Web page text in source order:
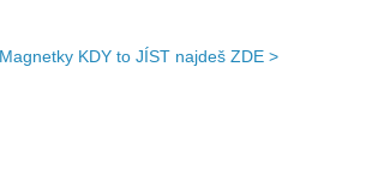
Magnetky KDY to JÍST najdeš ZDE >